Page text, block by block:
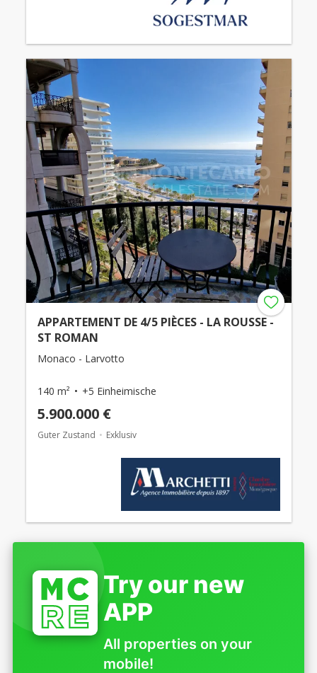
APPARTEMENT DE 4/5 PIÈCES - LA ROUSSE -
ST ROMAN
Monaco - Larvotto
140 m² +5 Einheimische
5.900.000 €
Guter Zustand Exklusiv
Try our new
APP
All properties on your
mobile!